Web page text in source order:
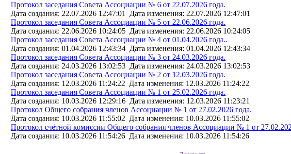
Протокол заседания Совета Ассоциации № 6 от 22.07.2026 года.
Дата создания: 22.07.2026 12:47:01 Дата изменения: 22.07.2026 12:47:01
Протокол заседания Совета Ассоциации № 5 от 22.06.2026 года.
Дата создания: 22.06.2026 10:24:05 Дата изменения: 22.06.2026 10:24:05
Протокол заседания Совета Ассоциации № 4 от 01.04.2026 года..
Дата создания: 01.04.2026 12:43:34 Дата изменения: 01.04.2026 12:43:34
Протокол заседания Совета Ассоциации № 3 от 24.03.2026 года.
Дата создания: 24.03.2026 13:02:53 Дата изменения: 24.03.2026 13:02:53
Протокол заседания Совета Ассоциации № 2 от 12.03.2026 года.
Дата создания: 12.03.2026 11:24:22 Дата изменения: 12.03.2026 11:24:22
Протокол заседания Совета Ассоциации № 1 от 25.02.2026 года.
Дата создания: 10.03.2026 12:29:16 Дата изменения: 12.03.2026 11:23:21
Протокол Общего собрания членов Ассоциации № 1 от 27.02.2026 года.
Дата создания: 10.03.2026 11:55:02 Дата изменения: 10.03.2026 11:55:02
Протокол счётной комиссии Общего собрания членов Ассоциации № 1 от
Дата создания: 10.03.2026 11:54:26 Дата изменения: 10.03.2026 11:54:26